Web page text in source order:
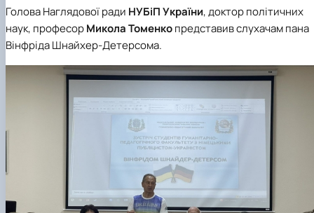
Голова Наглядової ради НУБіП України, доктор політичних
наук, професорМикола Томенкопредставив слухачам пана
Вінфріда Шнайхер-Детерсома.